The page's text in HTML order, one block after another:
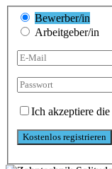
Bewerber/in
Arbeitgeber/in
Ich akzeptiere die